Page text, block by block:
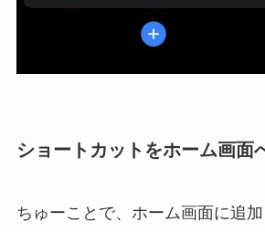
ショートカットをホーム画面
ちゅーことで、ホーム画面に追加